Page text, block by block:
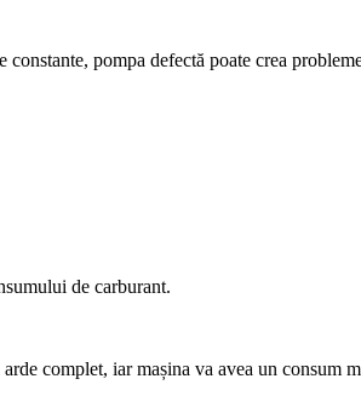
pompa defectă poate crea
de carburant.
complet, iar mașina va avea un consum